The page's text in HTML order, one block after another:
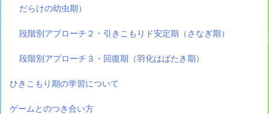
だらけの幼虫期）
段階別アプローチ２・引きこもりド安定期（さなぎ期）
段階別アプローチ３・回復期（羽化はばたき期）
ひきこもり期の学習について
ゲームとのつき合い方